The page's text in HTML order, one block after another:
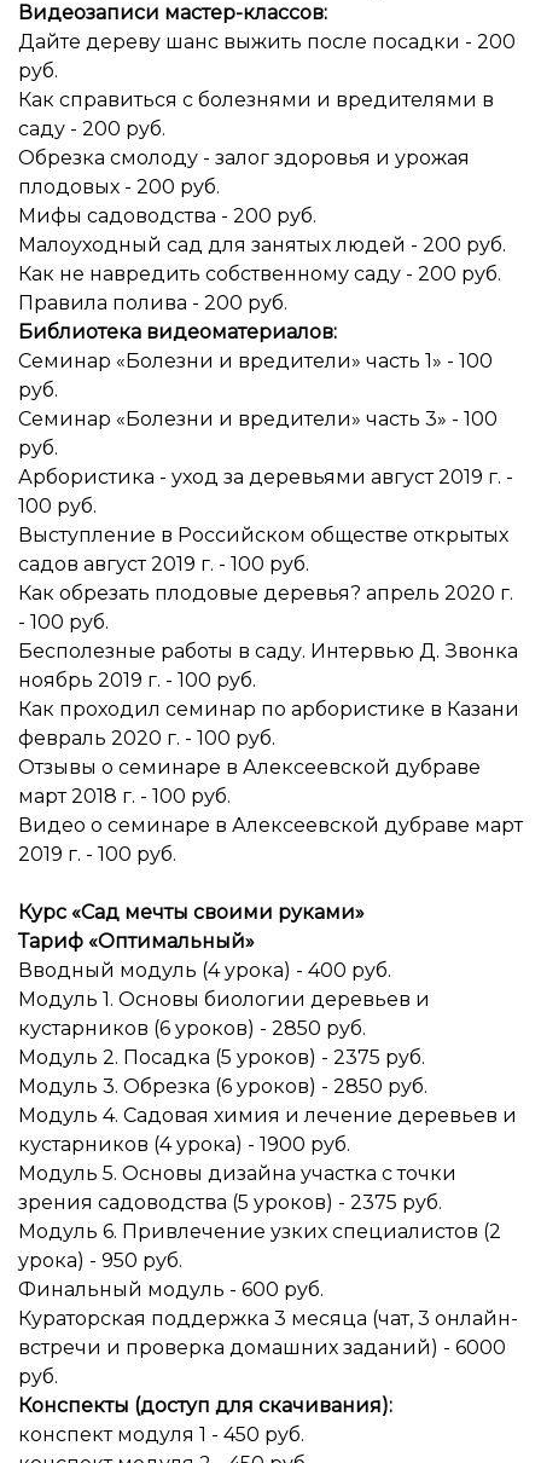
Видеозаписи мастер-классов:
Дайте дереву шанс выжить после посадки - 200
руб.
Как справиться с болезнями и вредителями в
саду - 200 руб.
Обрезка смолоду - залог здоровья и урожая
плодовых - 200 руб.
Мифы садоводства - 200 руб.
Малоуходный сад для занятых людей - 200 руб.
Как не навредить собственному саду - 200 руб.
Правила полива - 200 руб.
Библиотека видеоматериалов:
Семинар «Болезни и вредители» часть 1» - 100
руб.
Семинар «Болезни и вредители» часть 3» - 100
руб.
Арбористика - уход за деревьями август 2019 г. -
100 руб.
Выступление в Российском обществе открытых
садов август 2019 г. - 100 руб.
Как обрезать плодовые деревья? апрель 2020 г.
- 100 руб.
Бесполезные работы в саду. Интервью Д. Звонка
ноябрь 2019 г. - 100 руб.
Как проходил семинар по арбористике в Казани
февраль 2020 г. - 100 руб.
Отзывы о семинаре в Алексеевской дубраве
март 2018 г. - 100 руб.
Видео о семинаре в Алексеевской дубраве март
2019 г. - 100 руб.
Курс «Сад мечты своими руками»
Тариф «Оптимальный»
Вводный модуль (4 урока) - 400 руб.
Модуль 1. Основы биологии деревьев и
кустарников (6 уроков) - 2850 руб.
Модуль 2. Посадка (5 уроков) - 2375 руб.
Модуль 3. Обрезка (6 уроков) - 2850 руб.
Модуль 4. Садовая химия и лечение деревьев и
кустарников (4 урока) - 1900 руб.
Модуль 5. Основы дизайна участка с точки
зрения садоводства (5 уроков) - 2375 руб.
Модуль 6. Привлечение узких специалистов (2
урока) - 950 руб.
Финальный модуль - 600 руб.
Кураторская поддержка 3 месяца (чат, 3 онлайн-
встречи и проверка домашних заданий) - 6000
руб.
Конспекты (доступ для скачивания):
конспект модуля 1 - 450 руб.